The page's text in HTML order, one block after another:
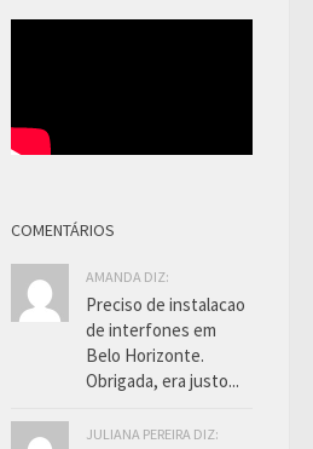
COMENTÁRIOS
AMANDA DIZ:
Preciso de instalacao
de interfones em
Belo Horizonte.
Obrigada, era justo...
JULIANA PEREIRA DIZ: